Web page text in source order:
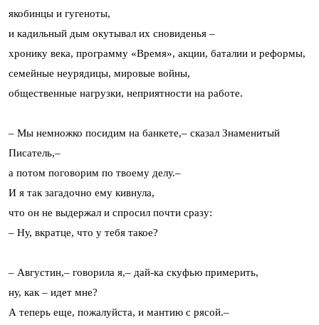
якобинцы и гугеноты,
и кадильный дым окутывал их сновиденья –
хронику века, программу «Время», акции, баталии и реформы,
семейные неурядицы, мировые войны,
общественные нагрузки, неприятности на работе.
– Мы немножко посидим на банкете,– сказал Знаменитый
Писатель,–
а потом поговорим по твоему делу.–
И я так загадочно ему кивнула,
что он не выдержал и спросил почти сразу:
– Ну, вкратце, что у тебя такое?
– Августин,– говорила я,– дай-ка скуфью примерить,
ну, как – идет мне?
А теперь еще, пожалуйста, и мантию с рясой.–